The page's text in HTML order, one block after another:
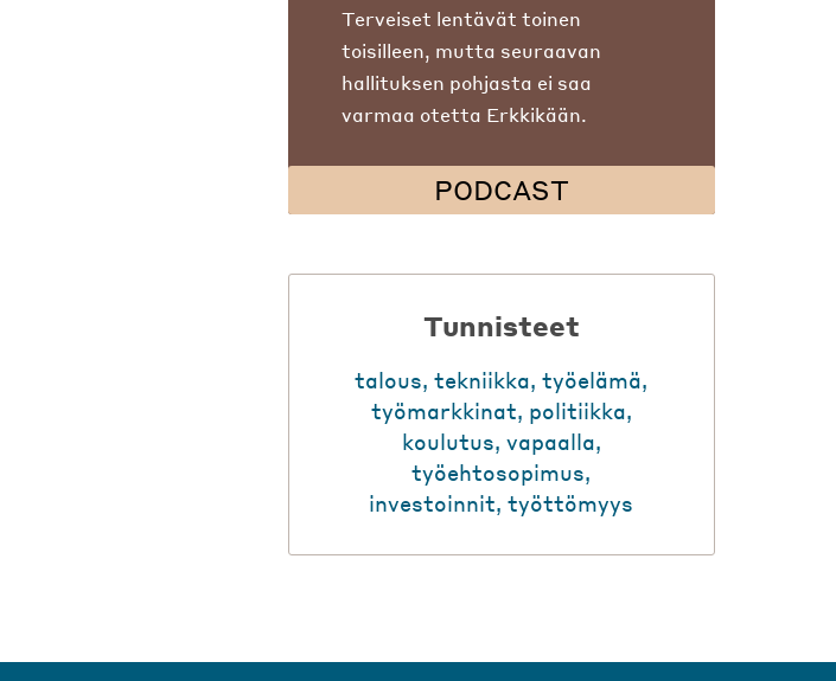
Terveiset lentävät toinen
toisilleen, mutta seuraavan
hallituksen pohjasta ei saa
varmaa otetta Erkkikään.
PODCAST
Tunnisteet
talous,tekniikka,työelämä,
työmarkkinat, politiikka,
koulutus, vapaalla,
työehtosopimus,
investoinnit,työttömyys